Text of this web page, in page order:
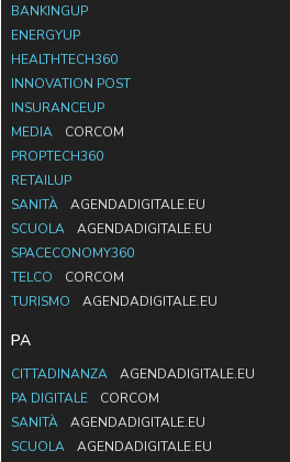
BANKINGUP
ENERGYUP
HEALTHTECH360
INNOVATION POST
INSURANCEUP
MEDIA
CORCOM
PROPTECH360
RETAILUP
SANITÀ
AGENDADIGITALE.EU
SCUOLA
AGENDADIGITALE.EU
SPACECONOMY360
TELCO
CORCOM
TURISMO
AGENDADIGITALE.EU
PA
CITTADINANZA
AGENDADIGITALE.EU
PA DIGITALE
CORCOM
SANITÀ
AGENDADIGITALE.EU
SCUOLA
AGENDADIGITALE.EU